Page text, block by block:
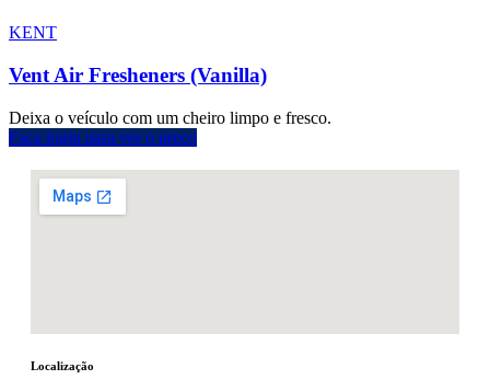
KENT
Vent Air Fresheners (Vanilla)
Deixa o veículo com um cheiro limpo e fresco.
Faça login para ver o preço
Localização